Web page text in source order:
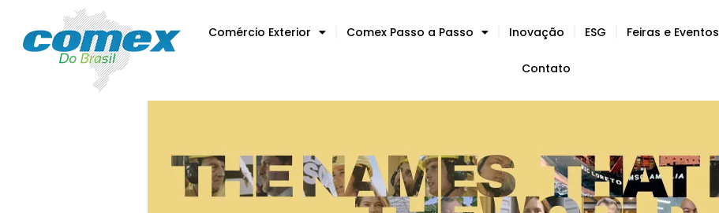
Comércio Exterior Comex Passo a Passo Inovação ESG Feiras e Eventos
Contato